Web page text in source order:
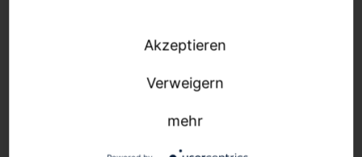
Effizienzboost bis zu 167 lm/W.
Regel bei einer Modernisierung erhalten. Das
seit 2002 mit einem Bajonettverschluss.
Akzeptieren
Verweigern
mehr